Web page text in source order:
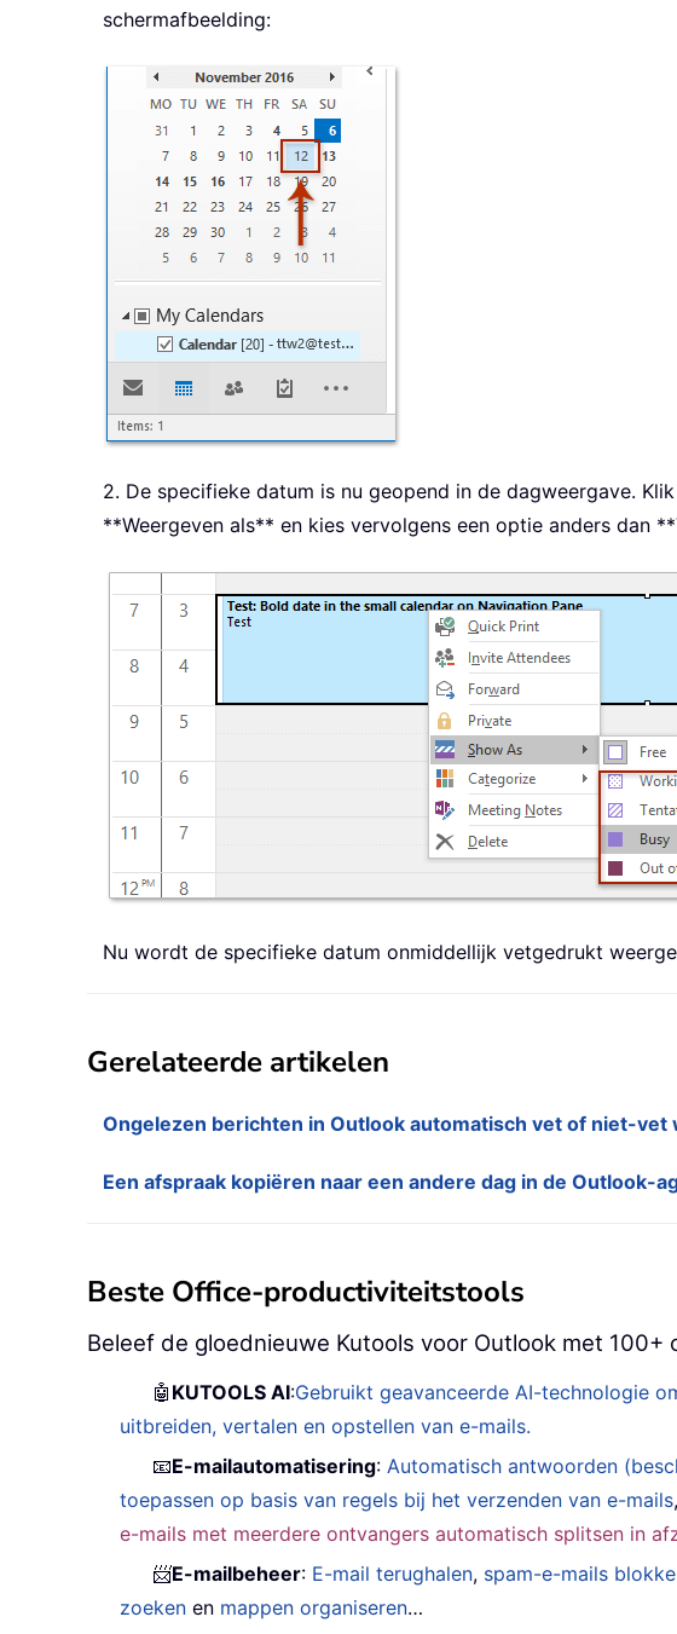
schermafbeelding:
2. De specifieke datum is nu geopend in de dagweergave.
**Weergeven als** en kies vervolgens een optie anders dan
Nu wordt de specifieke datum onmiddellijk vetgedrukt
Gerelateerde artikelen
Ongelezen berichten in Outlook automatisch vet of niet-vet
Een afspraak kopiëren naar een andere dag in de Outlook-
Beste Office-productiviteitstools
Beleef de gloednieuwe Kutools voor Outlook met 100+
🤖 KUTOOLS AI:Gebruikt geavanceerde AI-technologie
uitbreiden, vertalen en opstellen van e-mails.
📧E-mailautomatisering:Automatisch antwoorden
toepassen op basis van regels bij het verzenden van e-mails
e-mails met meerdere ontvangers automatisch splitsen in
📨E-mailbeheer: E-mail terughalen, spam-e-mails
zoeken en mappen organiseren…